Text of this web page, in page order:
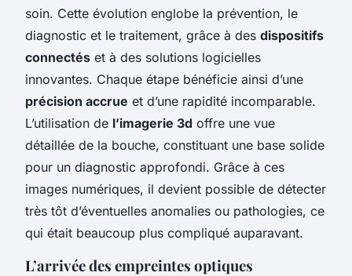
soin. Cette évolution englobe la prévention, le
diagnostic et le traitement, grâce à des dispositifs
connectés et à des solutions logicielles
innovantes. Chaque étape bénéficie ainsi d’une
précision accrue et d’une rapidité incomparable.
L’utilisation de l’imagerie 3d offre une vue
détaillée de la bouche, constituant une base solide
pour un diagnostic approfondi. Grâce à ces
images numériques, il devient possible de détecter
très tôt d’éventuelles anomalies ou pathologies, ce
qui était beaucoup plus compliqué auparavant.
L’arrivée des empreintes optiques